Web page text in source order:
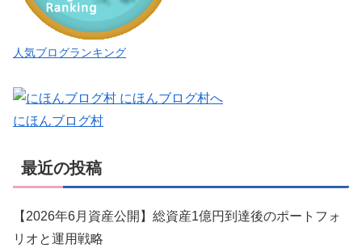
人気ブログランキング
にほんブログ村
最近の投稿
【2026年6月資産公開】総資産1億円到達後のポートフォ
リオと運用戦略